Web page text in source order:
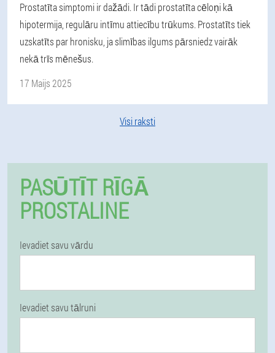
Prostatīta simptomi ir dažādi. Ir tādi prostatīta cēloņi kā
hipotermija, regulāru intīmu attiecību trūkums. Prostatīts tiek
uzskatīts par hronisku, ja slimības ilgums pārsniedz vairāk
nekā trīs mēnešus.
17 Maijs 2025
Visi raksti
PASŪTĪT RĪGĀ
PROSTALINE
Ievadiet savu vārdu
Ievadiet savu tālruni